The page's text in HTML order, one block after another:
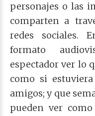
personajes o las
comparten a
redes sociales.
formato
espectador ver lo
como si
amigos; y que
pueden ver